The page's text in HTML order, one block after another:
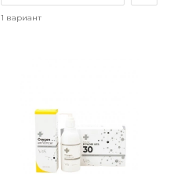
1 вариант